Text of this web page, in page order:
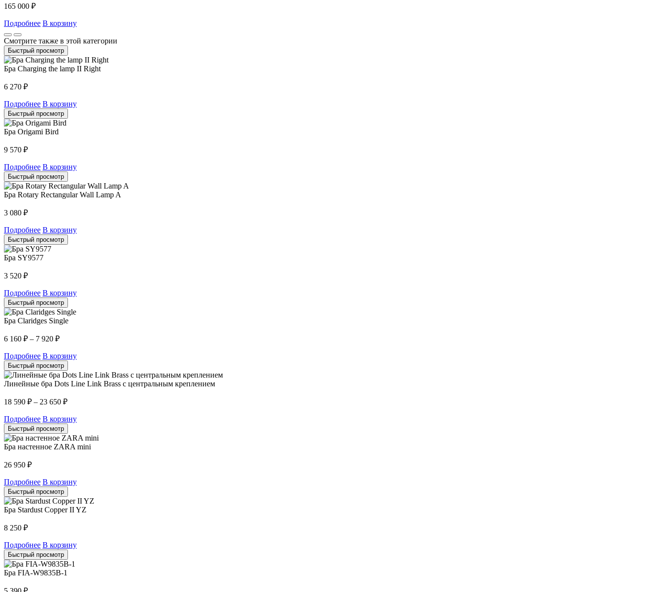
165 000 ₽
Подробнее В корзину
Смотрите также в этой категории
Быстрый просмотр
Бра Charging the lamp II Right
6 270 ₽
Подробнее В корзину
Быстрый просмотр
Бра Origami Bird
9 570 ₽
Подробнее В корзину
Быстрый просмотр
Бра Rotary Rectangular Wall Lamp A
3 080 ₽
Подробнее В корзину
Быстрый просмотр
Бра SY9577
3 520 ₽
Подробнее В корзину
Быстрый просмотр
Бра Claridges Single
6 160 ₽ – 7 920 ₽
Подробнее В корзину
Быстрый просмотр
Линейные бра Dots Line Link Brass с центральным креплением
18 590 ₽ – 23 650 ₽
Подробнее В корзину
Быстрый просмотр
Бра настенное ZARA mini
26 950 ₽
Подробнее В корзину
Быстрый просмотр
Бра Stardust Copper II YZ
8 250 ₽
Подробнее В корзину
Быстрый просмотр
Бра FIA-W9835B-1